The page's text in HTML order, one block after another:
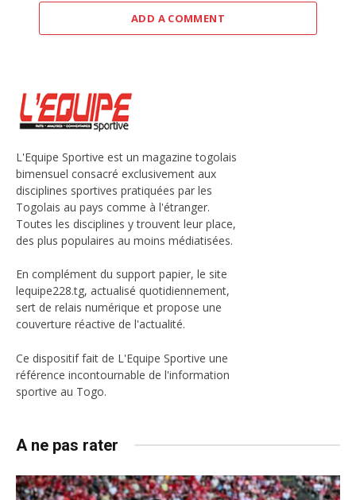
ADD A COMMENT
L'Equipe Sportive est un magazine togolais
bimensuel consacré exclusivement aux
disciplines sportives pratiquées par les
Togolais au pays comme à l'étranger.
Toutes les disciplines y trouvent leur place,
des plus populaires au moins médiatisées.
En complément du support papier, le site
lequipe228.tg, actualisé quotidiennement,
sert de relais numérique et propose une
couverture réactive de l'actualité.
Ce dispositif fait de L'Equipe Sportive une
référence incontournable de l'information
sportive au Togo.
A ne pas rater